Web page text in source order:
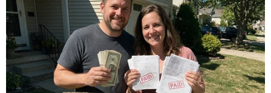
COVID-19 trên mạng xã hội
02/02/2021 09:58
Ngày 2/2, Thanh tra Sở Thông tin và Truyền thông tỉnh
Hòa Bình đã có buổi làm việc với chị Bùi Thị Dung (vợ
của bệnh nhân P.N.T, bệnh nhân số 1704).